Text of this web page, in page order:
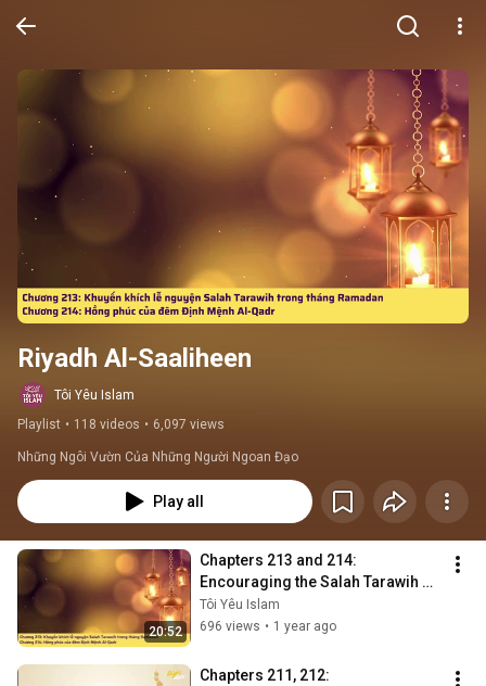
Riyadh Al-Saaliheen
Tôi Yêu Islam
Playlist • 118 videos • 6,097 views
Những Ngôi Vườn Của Những Người Ngoan Đạo
Play all
20:52
Chapters 213 and 214:
Encouraging the Salah Tarawih
prayer during Ramadan.
Tôi Yêu Islam
696 views • 1 year ago
Chapters 211, 212: